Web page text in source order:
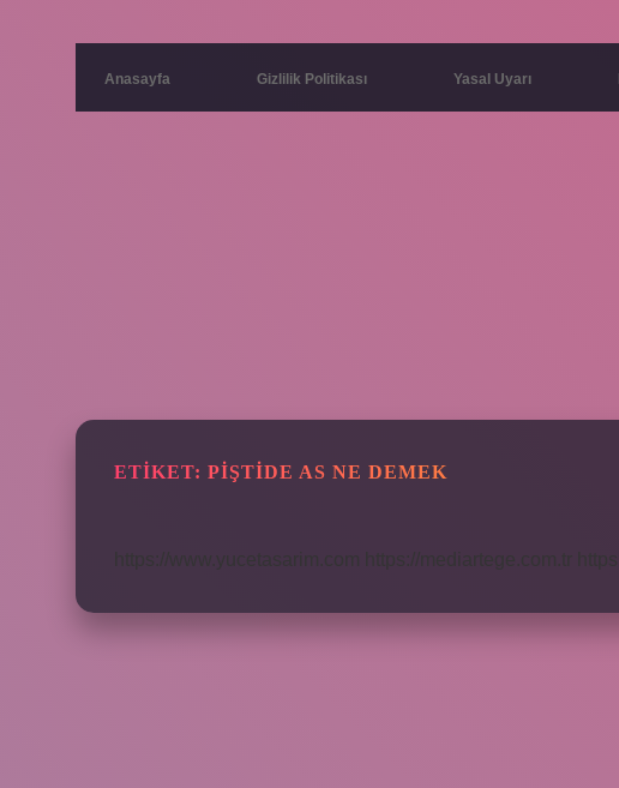
Anasayfa Gizlilik Politikası Yasal Uyarı
ETIKET: PIŞTIDE AS NE DEMEK